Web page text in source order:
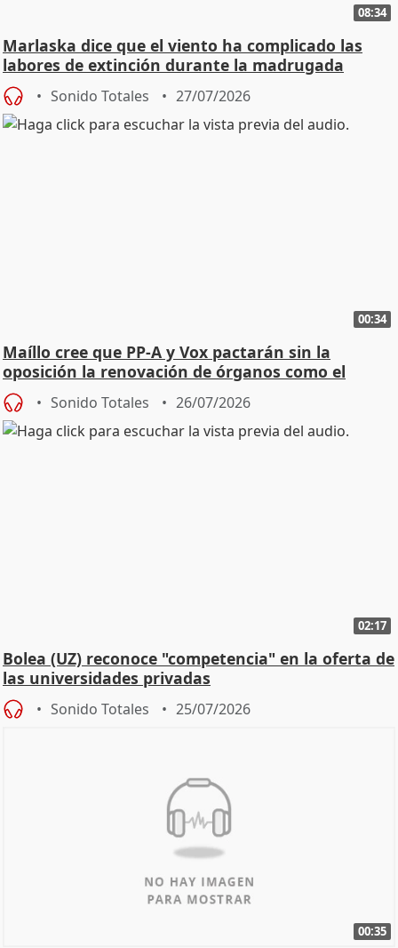
08:34
Marlaska dice que el viento ha complicado las
labores de extinción durante la madrugada
Sonido Totales 27/07/2026
00:34
Maíllo cree que PP-A y Vox pactarán sin la
oposición la renovación de órganos como el
Defensor
Sonido Totales 26/07/2026
02:17
Bolea (UZ) reconoce "competencia" en la oferta de
las universidades privadas
Sonido Totales 25/07/2026
00:35